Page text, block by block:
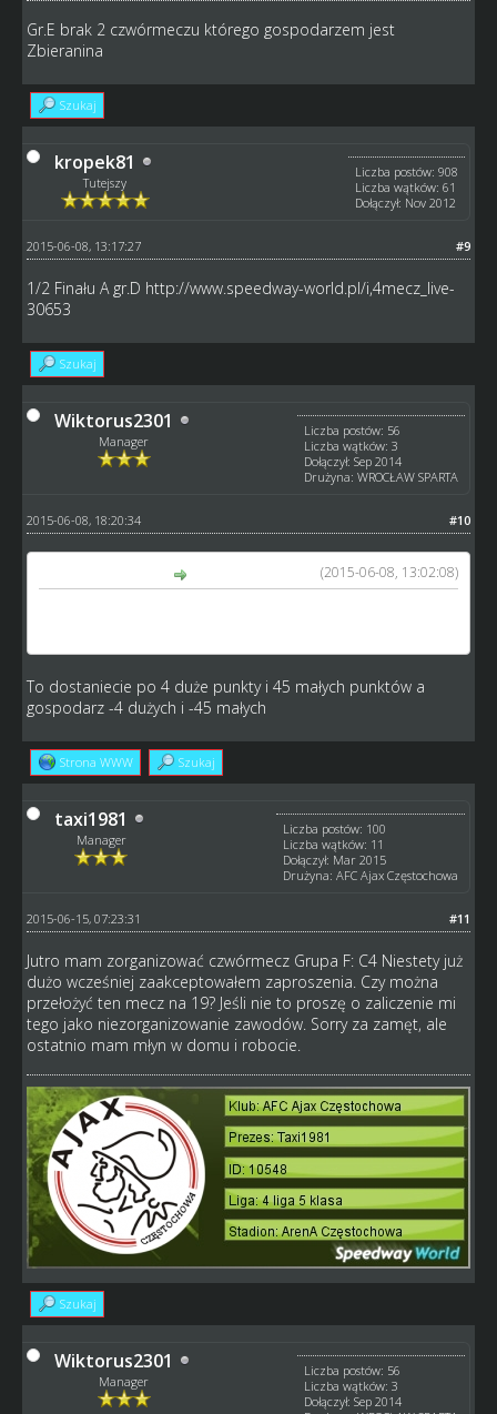
Gr.E brak 2 czwórmeczu którego gospodarzem jest
Zbieranina
Szukaj
kropek81
Tutejszy
Liczba postów: 908
Liczba wątków: 61
Dołączył: Nov 2012
#9
2015-06-08, 13:17:27
1/2 Finału A gr.D http://www.speedway-world.pl/i,4mecz_live-
30653
Szukaj
Wiktorus2301
Manager
Liczba postów: 56
Liczba wątków: 3
Dołączył: Sep 2014
Drużyna: WROCŁAW SPARTA
#10
2015-06-08, 18:20:34
(2015-06-08, 13:02:08)
To dostaniecie po 4 duże punkty i 45 małych punktów a
gospodarz -4 dużych i -45 małych
Strona WWW Szukaj
taxi1981
Manager
Liczba postów: 100
Liczba wątków: 11
Dołączył: Mar 2015
Drużyna: AFC Ajax Częstochowa
#11
2015-06-15, 07:23:31
Jutro mam zorganizować czwórmecz Grupa F: C4 Niestety już
dużo wcześniej zaakceptowałem zaproszenia. Czy można
przełożyć ten mecz na 19? Jeśli nie to proszę o zaliczenie mi
tego jako niezorganizowanie zawodów. Sorry za zamęt, ale
ostatnio mam młyn w domu i robocie.
Szukaj
Wiktorus2301
Manager
Liczba postów: 56
Liczba wątków: 3
Dołączył: Sep 2014